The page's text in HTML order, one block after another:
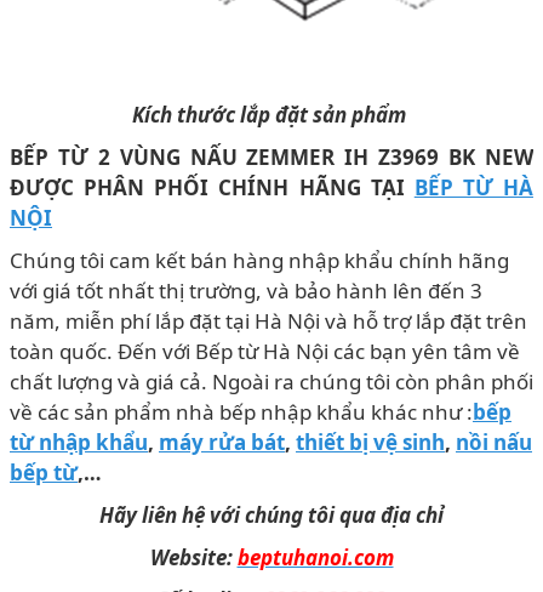
Kích thước lắp đặt sản phẩm
BẾP TỪ 2 VÙNG NẤU ZEMMER IH Z3969 BK NEW
ĐƯỢC PHÂN PHỐI CHÍNH HÃNG TẠI BẾP TỪ HÀ
NỘI
Chúng tôi cam kết bán hàng nhập khẩu chính hãng
với giá tốt nhất thị trường, và bảo hành lên đến 3
năm, miễn phí lắp đặt tại Hà Nội và hỗ trợ lắp đặt trên
toàn quốc. Đến với Bếp từ Hà Nội các bạn yên tâm về
chất lượng và giá cả. Ngoài ra chúng tôi còn phân phối
về các sản phẩm nhà bếp nhập khẩu khác như :bếp
từ nhập khẩu, máy rửa bát, thiết bị vệ sinh, nồi nấu
bếp từ,…
Hãy liên hệ với chúng tôi qua địa chỉ
Website:beptuhanoi.com